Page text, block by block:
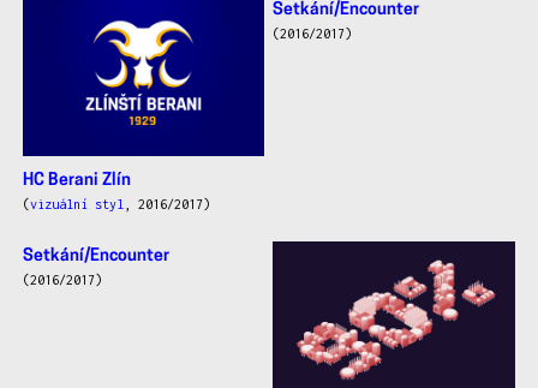
HC Berani Zlín
(vizuální styl , 2016/2017)
Setkání/Encounter
(2016/2017)
Setkání/Encounter
(2016/2017)